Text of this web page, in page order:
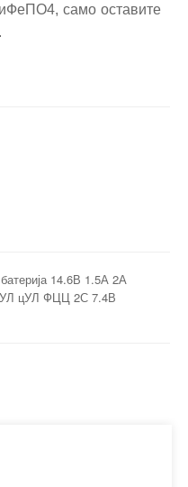
само оставите
14.6В 1.5А 2А
УЛ цУЛ ФЦЦ 2С 7.4В